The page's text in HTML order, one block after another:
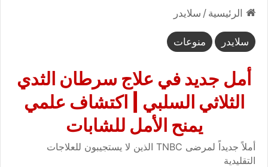
الرئيسية / سلايدر
سلايدر منوعات
أمل جديد في علاج سرطان الثدي
الثلاثي السلبي | اكتشاف علمي
يمنح الأمل للشابات
أملاً جديداً لمرضى TNBC الذين لا يستجيبون للعلاجات
التقليدية